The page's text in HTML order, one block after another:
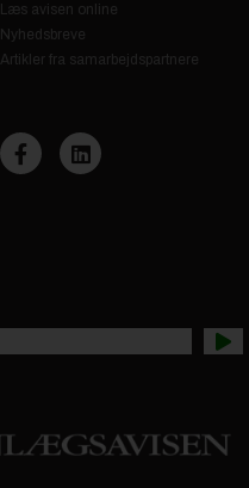
Læs avisen online
Nyhedsbreve
Artikler fra samarbejdspartnere